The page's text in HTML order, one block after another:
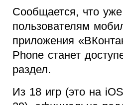
Сообщается, что уже
пользователям
приложения
Phone станет
раздел.
Из 18 игр (это на